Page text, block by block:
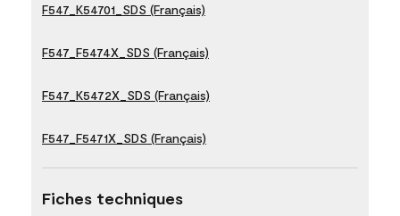
F547_K54701_SDS (Français)
F547_F5474X_SDS (Français)
F547_K5472X_SDS (Français)
F547_F5471X_SDS (Français)
Fiches techniques